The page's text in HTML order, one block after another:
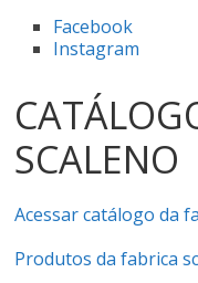
Facebook
Instagram
SCALENO
Acessar catálogo da
Produtos da fabrica